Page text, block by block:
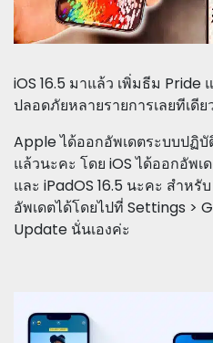
iOS 16.5 มาแล้ว เพิ่มธีม
ปลอดภัยหลายรายการเลยทีเดีย
Apple ได้ออกอัพเดตระบบปฏิ
แล้วนะคะ โดย iOS ได้ออกอัพเ
และ iPadOS 16.5 นะคะ สำห
อัพเดตได้โดยไปที่ Settings >
Update นั่นเองค่ะ